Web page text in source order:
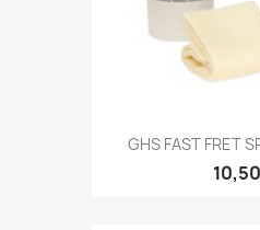
GHS FAST FRET